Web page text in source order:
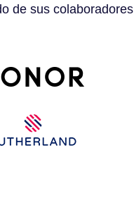
de sus colaboradores